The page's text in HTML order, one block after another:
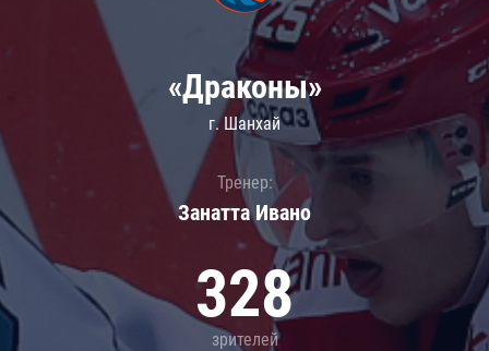
«Драконы»
г. Шанхай
Тренер:
Занатта Иванo
328
зрителей